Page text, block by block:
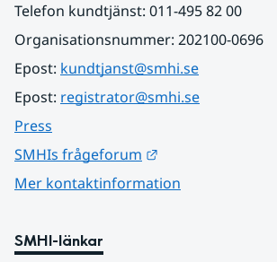
Telefon kundtjänst: 011-495 82 00
Organisationsnummer: 202100-0696
Epost: kundtjanst@smhi.se
Epost: registrator@smhi.se
Press
SMHIs frågeforum
Mer kontaktinformation
SMHI-länkar